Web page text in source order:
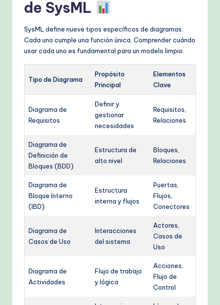
de SysML
SysML define nueve tipos específicos de diagramas.
Cada uno cumple una función única. Comprender cuándo
usar cada uno es fundamental para un modelo limpio.
Tipo de Diagrama
Propósito
Principal
Elementos
Clave
Diagrama de
Requisitos
Definir y
gestionar
necesidades
Requisitos,
Relaciones
Diagrama de
Definición de
Bloques (BDD)
Estructura de
alto nivel
Bloques,
Relaciones
Diagrama de
Bloque Interno
(IBD)
Estructura
interna y flujos
Puertas,
Flujos,
Conectores
Diagrama de
Casos de Uso
Interacciones
del sistema
Actores,
Casos de
Uso
Diagrama de
Actividades
Flujo de trabajo
y lógica
Acciones,
Flujo de
Control